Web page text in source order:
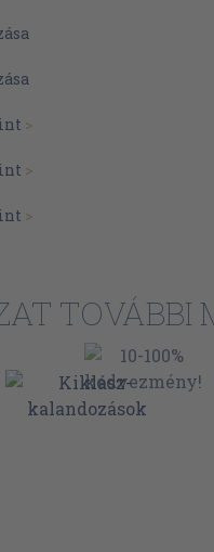
188
196
>
>
>
TOVÁBBI